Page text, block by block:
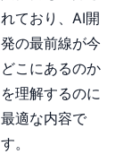
れており、AI開
発の最前線が今
どこにあるのか
を理解するのに
最適な内容で
す。